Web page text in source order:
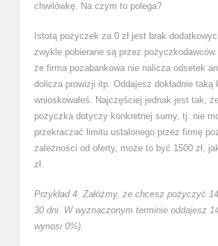
chwilówkę. Na czym to polega?
Istotą pożyczek za 0 zł jest brak
zwykle pobierane są przez
że firma pozabankowa nie nalicza odsetek
dolicza prowizji itp. Oddajesz dokładnie taką
wnioskowałeś. Najczęściej jednak jest tak,
pożyczka dotyczy konkretnej sumy, tj. nie
przekraczać limitu ustalonego przez firmę
zależności od oferty, może to być 1500 zł,
zł.
Przykład 4. Załóżmy, że chcesz pożyczyć
30 dni. W wyznaczonym terminie oddajesz
wynosi 0%).